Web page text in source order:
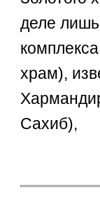
деле
храм),
Сахиб),